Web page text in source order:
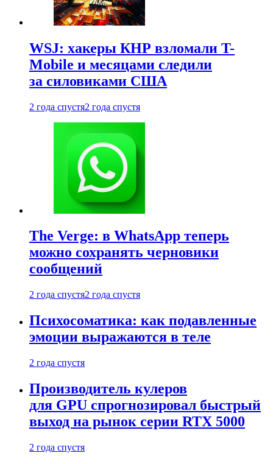
WSJ: хакеры КНР взломали T-
Mobile и месяцами следили
за силовиками США
2 года спустя2 года спустя
The Verge: в WhatsApp теперь
можно сохранять черновики
сообщений
2 года спустя2 года спустя
Психосоматика: как подавленные
эмоции выражаются в теле
2 года спустя
Производитель кулеров
для GPU спрогнозировал быстрый
выход на рынок серии RTX 5000
2 года спустя